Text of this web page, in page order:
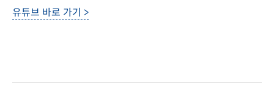
유튜브 바로 가기 >